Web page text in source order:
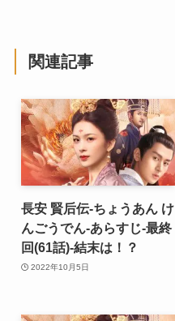
関連記事
長安 賢后伝-ちょうあん け
んごうでん-あらすじ-最終
回(61話)-結末は！？
2022年10月5日